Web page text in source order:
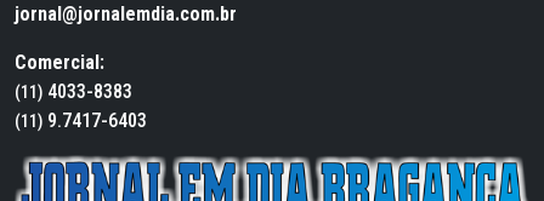
jornal@jornalemdia.com.br
Comercial:
(11) 4033-8383
(11) 9.7417-6403